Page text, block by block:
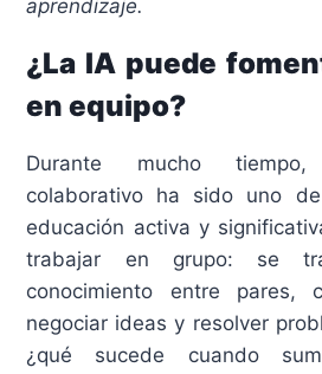
aprendizaje.
¿La IA puede
en equipo?
Durante mucho
colaborativo ha sido uno
educación activa y
trabajar en grupo: se
conocimiento entre pares,
negociar ideas y resolver
¿qué sucede cuando